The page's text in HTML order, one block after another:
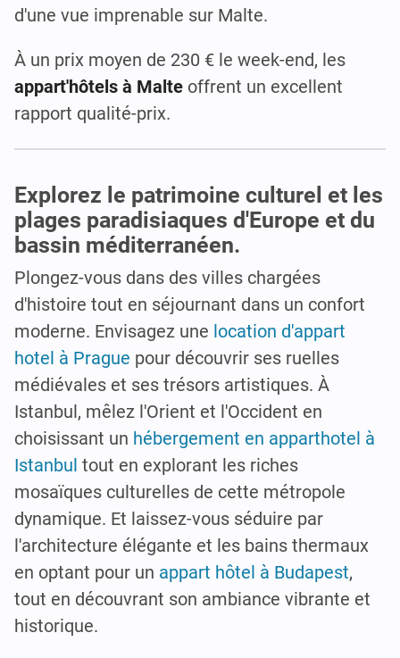
d'une vue imprenable sur Malte.
À un prix moyen de 230 € le week-end, les
appart'hôtels à Malte offrent un excellent
rapport qualité-prix.
Explorez le patrimoine culturel et les
plages paradisiaques d'Europe et du
bassin méditerranéen.
Plongez-vous dans des villes chargées
d'histoire tout en séjournant dans un confort
moderne. Envisagez une location d'appart
hotel à Prague pour découvrir ses ruelles
médiévales et ses trésors artistiques. À
Istanbul, mêlez l'Orient et l'Occident en
choisissant un hébergement en apparthotel à
Istanbul tout en explorant les riches
mosaïques culturelles de cette métropole
dynamique. Et laissez-vous séduire par
l'architecture élégante et les bains thermaux
en optant pour un appart hôtel à Budapest,
tout en découvrant son ambiance vibrante et
historique.